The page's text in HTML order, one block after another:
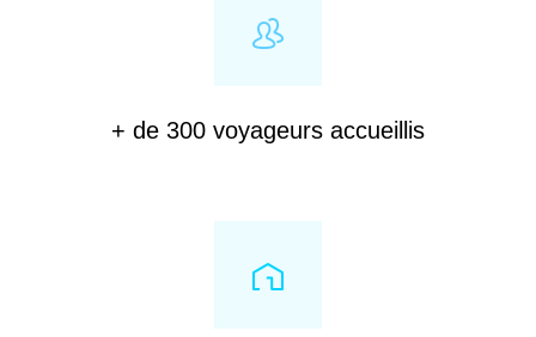
+ de 300 voyageurs accueillis